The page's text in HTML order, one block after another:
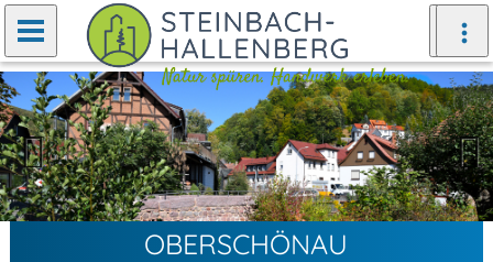
Zurück Weiter
OBERSCHÖNAU